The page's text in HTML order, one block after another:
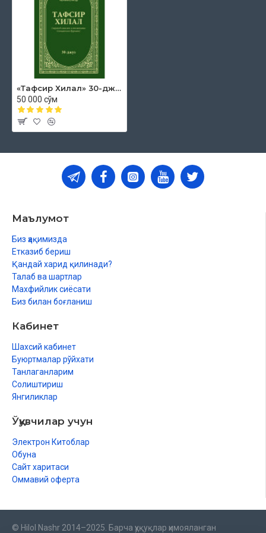
106. Сура «Курайш»
107. Сура «Маъуун» («Мелочь»)
108. Сура «Кавсар»
109. Сура «Кафирун» («Неверные»)
110. Сура «Наср» («Помощь»)
111. Сура «Масад» («Пальмовые волокна»)
112. Сура «Ихлас» («Искренность»)
113. Сура «Фалак» («Рассвет»)
114. Сура «Наас» («Люди»)
Список литературы
Географический указатель
Указатель имен
«Тафсир Хилал» 30-джуз
50 000 сўм
Маълумот
Биз ҳақимизда
Етказиб бериш
Қандай харид қилинади?
Талаб ва шартлар
Махфийлик сиёсати
Биз билан боғланиш
Кабинет
Шахсий кабинет
Буюртмалар рўйхати
Танлаганларим
Солиштириш
Янгиликлар
Ўқувчилар учун
Электрон Китоблар
Обуна
Сайт харитаси
Оммавий оферта
© Hilol Nashr 2014–2025. Барча ҳуқуқлар ҳимояланган